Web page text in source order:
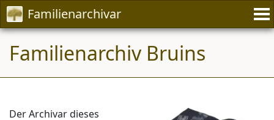
Familienarchivar
Familienarchiv Bruins
Der Archivar dieses